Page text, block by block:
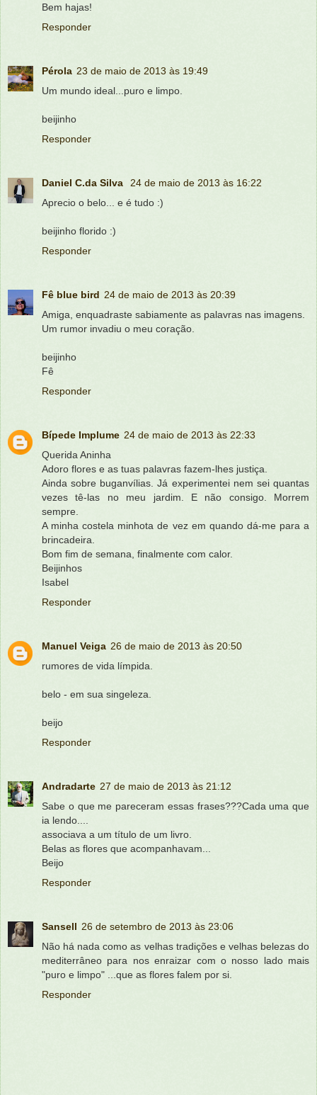
Bem hajas!
Responder
Pérola 23 de maio de 2013 às 19:49
Um mundo ideal...puro e limpo.
beijinho
Responder
Daniel C.da Silva
24 de maio de 2013 às 16:22
Aprecio o belo... e é tudo :)
beijinho florido :)
Responder
Fê blue bird 24 de maio de 2013 às 20:39
Amiga, enquadraste sabiamente as palavras nas imagens.
Um rumor invadiu o meu coração.
beijinho
Fê
Responder
Bípede Implume 24 de maio de 2013 às 22:33
Querida Aninha
Adoro flores e as tuas palavras fazem-lhes justiça.
Ainda sobre buganvílias. Já experimentei nem sei quantas
vezes tê-las no meu jardim. E não consigo. Morrem
sempre.
A minha costela minhota de vez em quando dá-me para a
brincadeira.
Bom fim de semana, finalmente com calor.
Beijinhos
Isabel
Responder
Manuel Veiga 26 de maio de 2013 às 20:50
rumores de vida límpida.
belo - em sua singeleza.
beijo
Responder
Andradarte 27 de maio de 2013 às 21:12
Sabe o que me pareceram essas frases???Cada uma que
ia lendo....
associava a um título de um livro.
Belas as flores que acompanhavam...
Beijo
Responder
Sansell 26 de setembro de 2013 às 23:06
Não há nada como as velhas tradições e velhas belezas do
mediterrâneo para nos enraizar com o nosso lado mais
"puro e limpo" ...que as flores falem por si.
Responder